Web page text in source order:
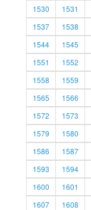
1530
1531
1537
1538
1544
1545
1551
1552
1558
1559
1565
1566
1572
1573
1579
1580
1586
1587
1593
1594
1600
1601
1607
1608